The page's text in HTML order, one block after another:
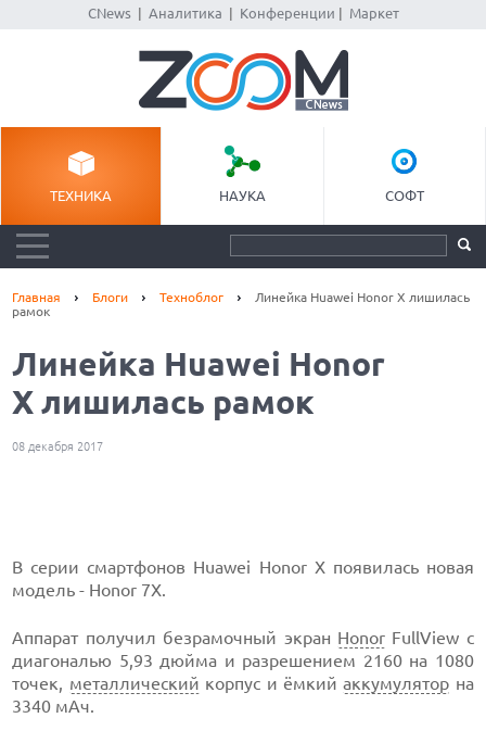
CNews| Аналитика Конференции Маркет
ТЕХНИКА НАУКА СОФТ
Главная Блоги Техноблог
Линейка Huawei Honor X лишилась
рамок
Линейка Huawei Honor
X лишилась рамок
08 декабря 2017
В серии смартфонов Huawei Honor X появилась новая
модель - Honor 7X.
Аппарат получил безрамочный экран HonorFullView с
диагональю 5,93 дюйма и разрешением 2160 на 1080
точек, металлический корпус и ёмкийаккумулятор на
3340 мАч.